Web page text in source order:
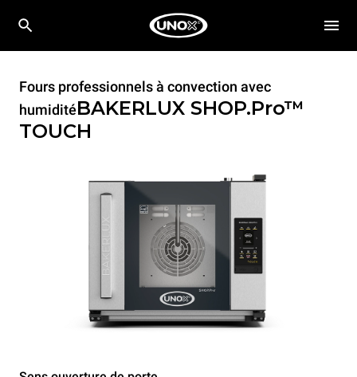
Fours professionnels à convection avec
humiditéBAKERLUX SHOP.Pro™
TOUCH